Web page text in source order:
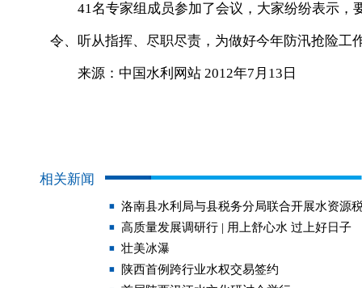
41名专家组成员参加了会议，大家纷纷表示，
令、听从指挥、尽职尽责，为做好今年防汛抢险工
来源：中国水利网站 2012年7月13日
相关新闻
洛南县水利局与县税务分局联合开展水资源
高质量发展调研行 | 用上舒心水 过上好日子
壮美冰瀑
陕西首例跨行业水权交易签约